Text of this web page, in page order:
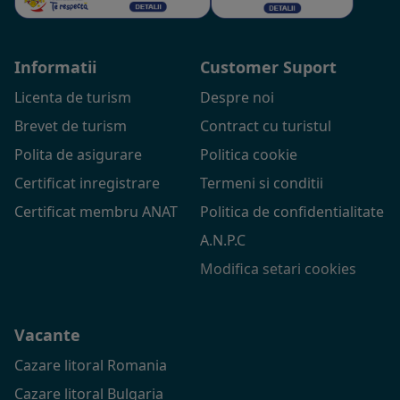
Informatii
Licenta de turism
Brevet de turism
Polita de asigurare
Certificat inregistrare
Certificat membru ANAT
Customer Suport
Despre noi
Contract cu turistul
Politica cookie
Termeni si conditii
Politica de confidentialitate
A.N.P.C
Modifica setari cookies
Vacante
Cazare litoral Romania
Cazare litoral Bulgaria